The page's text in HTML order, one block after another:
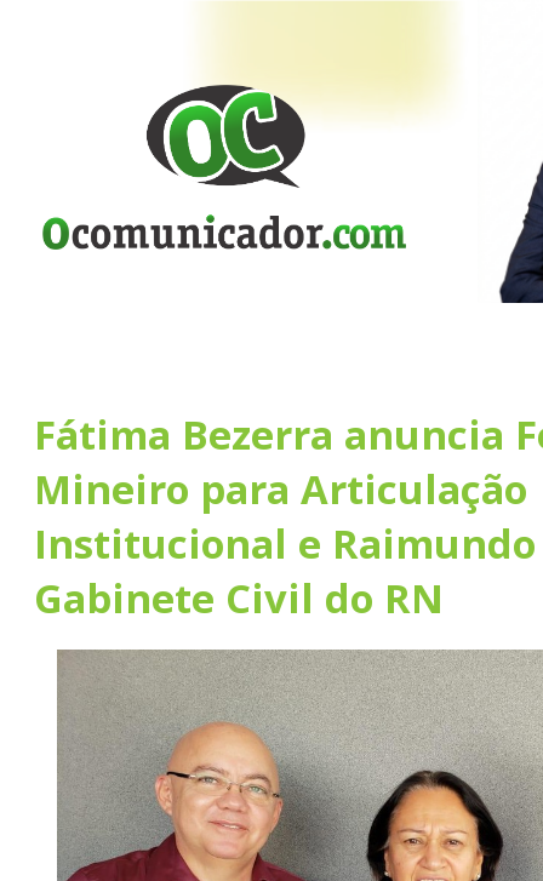
Fátima Bezerra anuncia
Mineiro para Articulação
Institucional e
Gabinete Civil do RN